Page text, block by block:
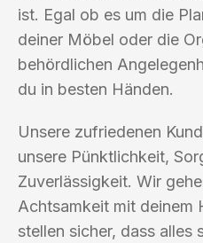
ist. Egal ob es um die
deiner Möbel oder die
behördlichen
du in besten Händen.
Unsere zufriedenen
unsere Pünktlichkeit,
Zuverlässigkeit. Wir
Achtsamkeit mit deinem
stellen sicher, dass alles